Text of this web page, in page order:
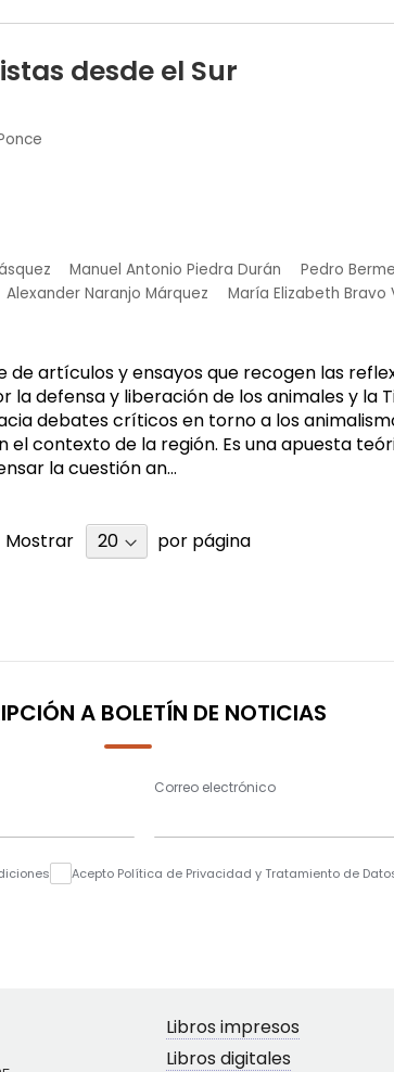
desde el Sur
Manuel Antonio Piedra Durán
Pedro
Alexander Naranjo Márquez María Elizabeth Bravo
de artículos y ensayos que recogen las
defensa y liberación de los animales y la
debates críticos en torno a los
el contexto de la región. Es una apuesta
la cuestión an...
Mostrar por página
A BOLETÍN DE NOTICIAS
Correo electrónico
Acepto Política de Privacidad y Tratamiento de
Libros impresos
Libros digitales